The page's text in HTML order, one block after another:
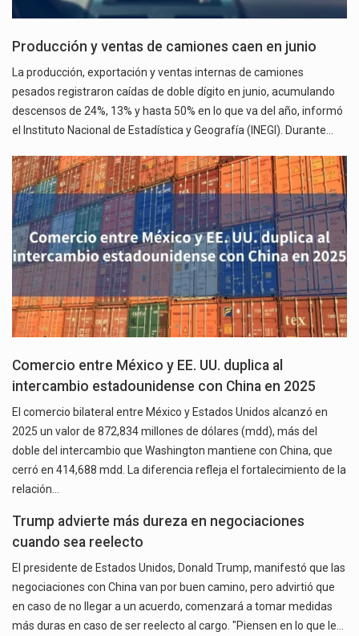
Producción y ventas de camiones caen en junio
La producción, exportación y ventas internas de camiones
pesados registraron caídas de doble dígito en junio, acumulando
descensos de 24%, 13% y hasta 50% en lo que va del año, informó
el Instituto Nacional de Estadística y Geografía (INEGI). Durante…
Comercio entre México y EE. UU. duplica al
intercambio estadounidense con China en 2025
El comercio bilateral entre México y Estados Unidos alcanzó en
2025 un valor de 872,834 millones de dólares (mdd), más del
doble del intercambio que Washington mantiene con China, que
cerró en 414,688 mdd. La diferencia refleja el fortalecimiento de la
relación…
Trump advierte más dureza en negociaciones
cuando sea reelecto
El presidente de Estados Unidos, Donald Trump, manifestó que las
negociaciones con China van por buen camino, pero advirtió que
en caso de no llegar a un acuerdo, comenzará a tomar medidas
más duras en caso de ser reelecto al cargo. "Piensen en lo que le…